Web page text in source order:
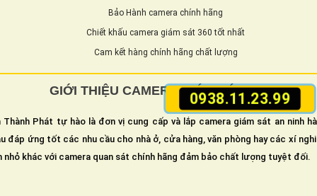
0938.11.23.99
Bảo Hành camera chính hãng
Chiết khấu camera giám sát 360 tốt nhất
Cam kết hàng chính hãng chất lượng
GIỚI THIỆU CAMERA GIÁM SÁT 360
Thành Phát tự hào là đơn vị cung cấp và lắp camera giám sát an ninh
đáp ứng tốt các nhu cầu cho nhà ở, cửa hàng, văn phòng hay các xí
nhỏ khác với camera quan sát chính hãng đảm bảo chất lượng tuyệt đối.